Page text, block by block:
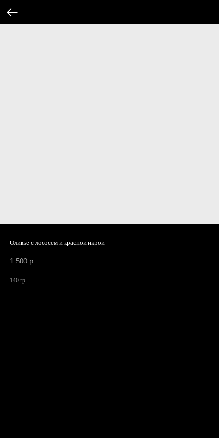
Оливье с лососем и красной икрой
1 500 р.
140 гр